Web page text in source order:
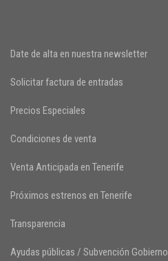
Date de alta en nuestra newsletter
Solicitar factura de entradas
Precios Especiales
Condiciones de venta
Venta Anticipada en Tenerife
Próximos estrenos en Tenerife
Transparencia
Ayudas públicas / Subvención Gobierno